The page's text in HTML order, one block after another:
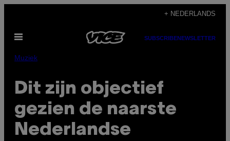
de
inhoud
+ NEDERLANDS
Open
SUBSCRIBENEWSLETTER
Muziek
Dit zijn objectief
gezien de naarste
Nederlandse